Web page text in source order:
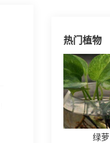
热门植物
绿萝